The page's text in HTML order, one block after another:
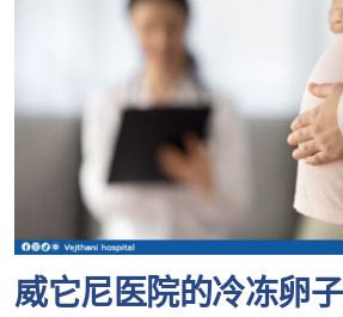
威它尼医院的冷冻卵